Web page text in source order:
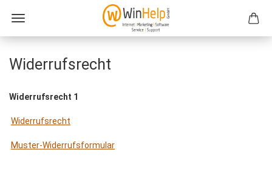
Widerrufsrecht
Widerrufsrecht 1
Widerrufsrecht
Muster-Widerrufsformular